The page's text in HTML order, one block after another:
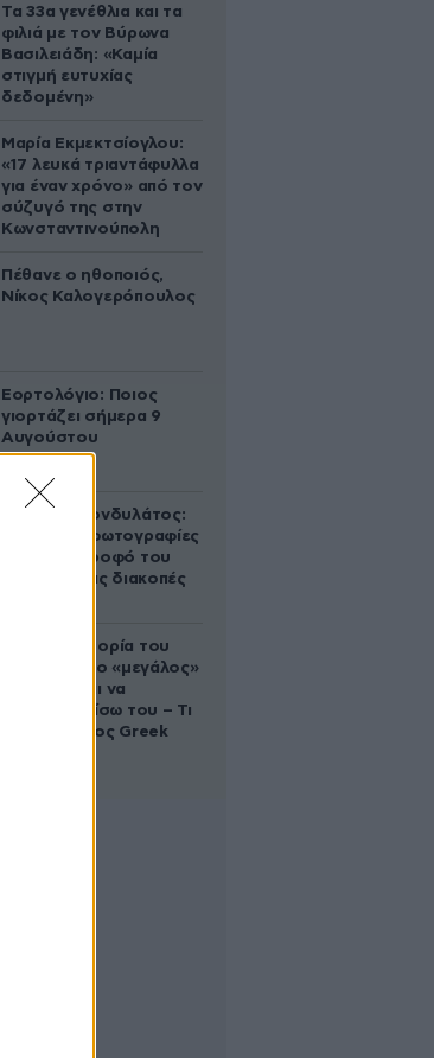
Τα 33α γενέθλια και τα
φιλιά με τον Βύρωνα
Βασιλειάδη: «Καμία
στιγμή ευτυχίας
δεδομένη»
Μαρία Εκμεκτσίογλου:
«17 λευκά τριαντάφυλλα
για έναν χρόνο» από τον
σύζυγό της στην
Κωνσταντινούπολη
Πέθανε ο ηθοποιός,
Νίκος Καλογερόπουλος
Εορτολόγιο: Ποιος
γιορτάζει σήμερα 9
Αυγούστου
Περικλής Κονδυλάτος:
Οι πρώτες φωτογραφίες
με τη σύντροφό του
Ελίνα από τις διακοπές
Η αυτοκρατορία του
«Έντικ» και ο «μεγάλος»
που φέρεται να
βρίσκεται πίσω του – Τι
ορίζει ο όρος Greek